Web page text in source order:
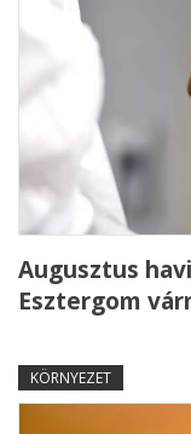
Augusztus
Esztergom
KÖRNYEZET